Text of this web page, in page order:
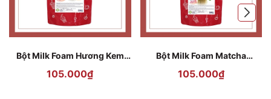
Bột Milk Foam Hương Kem
Custard Milk Foam Powder)
105.000₫
Bột Milk Foam Matcha
Foam Powder)
105.000₫